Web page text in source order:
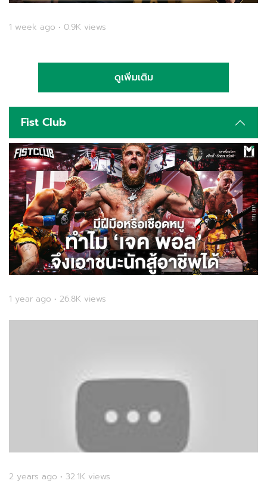
1 week ago • 0.9K views
ดูเพิ่มเติม
Fist Club
1 year ago • 26.8K views
2 years ago • 32.1K views